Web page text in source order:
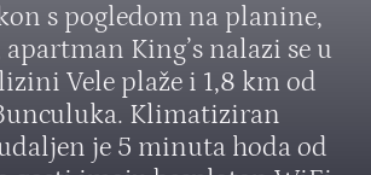
s pogledom na planine,
King’s nalazi se u
Vele plaže i 1,8 km od
Klimatiziran
je 5 minuta hoda od